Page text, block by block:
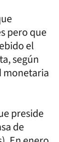
pero que
el
según
monetaria
preside
de